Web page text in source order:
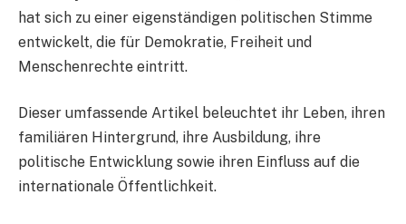
hat sich zu einer eigenständigen politischen Stimme
entwickelt, die für Demokratie, Freiheit und
Menschenrechte eintritt.
Dieser umfassende Artikel beleuchtet ihr Leben, ihren
familiären Hintergrund, ihre Ausbildung, ihre
politische Entwicklung sowie ihren Einfluss auf die
internationale Öffentlichkeit.